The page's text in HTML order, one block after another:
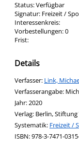
Status:Verfügbar
Signatur: Freizeit /
Interessenkreis:
Vorbestellungen:0
Frist:
Details
Verfasser: Suche nach
Link,
Verfasserangabe:
Jahr:2020
Verlag: Berlin,
opens in new tab
Diesen Link in neuem
Systematik: Suche
Freizeit /
Suche nach diesem
ISBN:978-3-7471-